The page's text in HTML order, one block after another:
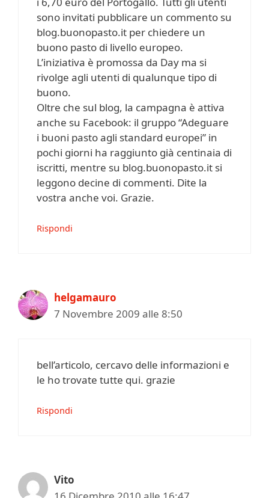
sono invitati pubblicare un commento su
blog.buonopasto.it per chiedere un
buono pasto di livello europeo.
L’iniziativa è promossa da Day ma si
rivolge agli utenti di qualunque tipo di
buono.
Oltre che sul blog, la campagna è attiva
anche su Facebook: il gruppo “Adeguare
i buoni pasto agli standard europei” in
pochi giorni ha raggiunto già centinaia di
iscritti, mentre su blog.buonopasto.it si
leggono decine di commenti. Dite la
vostra anche voi. Grazie.
Rispondi
helgamauro
7 Novembre 2009 alle 8:50
bell’articolo, cercavo delle informazioni e
le ho trovate tutte qui. grazie
Rispondi
Vito